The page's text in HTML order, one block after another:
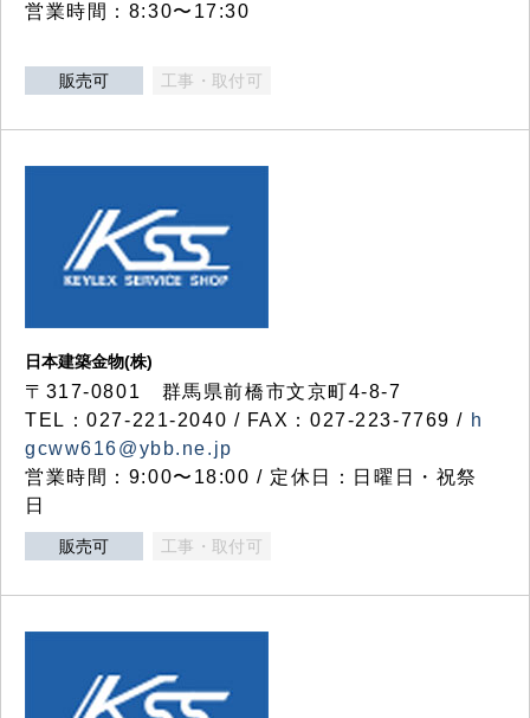
営業時間：8:30〜17:30
販売可 工事・取付可
日本建築金物(株)
〒317‐0801 群馬県前橋市文京町4-8-7
TEL：027-221-2040 / FAX：027-223-7769 / h
gcww616@ybb.ne.jp
営業時間：9:00〜18:00 / 定休日：日曜日・祝祭
日
販売可 工事・取付可